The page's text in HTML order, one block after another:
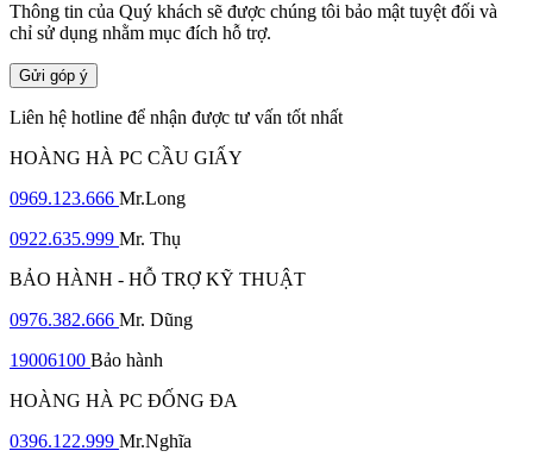
Thông tin của Quý khách sẽ được chúng tôi bảo mật tuyệt đối và
chỉ sử dụng nhằm mục đích hỗ trợ.
Gửi góp ý
Liên hệ hotline để nhận được tư vấn tốt nhất
HOÀNG HÀ PC CẦU GIẤY
0969.123.666 Mr.Long
0922.635.999 Mr. Thụ
BẢO HÀNH - HỖ TRỢ KỸ THUẬT
0976.382.666 Mr. Dũng
19006100 Bảo hành
HOÀNG HÀ PC ĐỐNG ĐA
0396.122.999 Mr.Nghĩa